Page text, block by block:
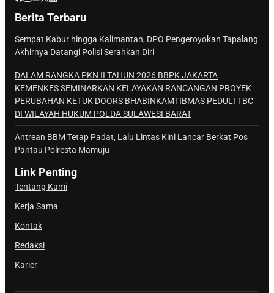
Berita Terbaru
Sempat Kabur hingga Kalimantan, DPO Pengeroyokan Tapalang
Akhirnya Datangi Polisi Serahkan Diri
DALAM RANGKA PKN II TAHUN 2026 BBPK JAKARTA
KEMENKES SEMINARKAN KELAYAKAN RANCANGAN PROYEK
PERUBAHAN KETUK DOORS BHABINKAMTIBMAS PEDULI TBC
DI WILAYAH HUKUM POLDA SULAWESI BARAT
Antrean BBM Tetap Padat, Lalu Lintas Kini Lancar Berkat Pos
Pantau Polresta Mamuju
Link Penting
Tentang Kami
Kerja Sama
Kontak
Redaksi
Karier